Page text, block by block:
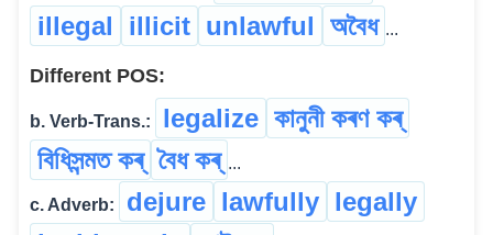
illegal
illicit unlawful অবৈধ ...
Different POS:
b. Verb-Trans.: legalize কানুনী কৰণ কৰ্
বিধিসন্মত কৰ্ বৈধ কৰ্ ...
c. Adverb: dejure lawfully legally